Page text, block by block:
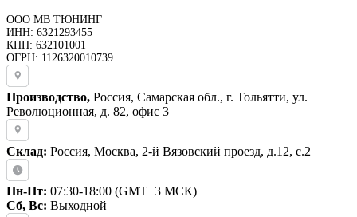
ООО МВ ТЮНИНГ
ИНН: 6321293455
КПП: 632101001
ОГРН: 1126320010739
Производство, Россия, Самарская обл., г. Тольятти, ул.
Революционная, д. 82, офис 3
Склад: Россия, Москва, 2-й Вязовский проезд, д.12, с.2
Пн-Пт: 07:30-18:00 (GMT+3 МСК)
Сб, Вс: Выходной